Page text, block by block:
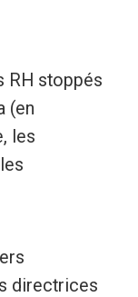
RH stoppés
(en
les
directrices